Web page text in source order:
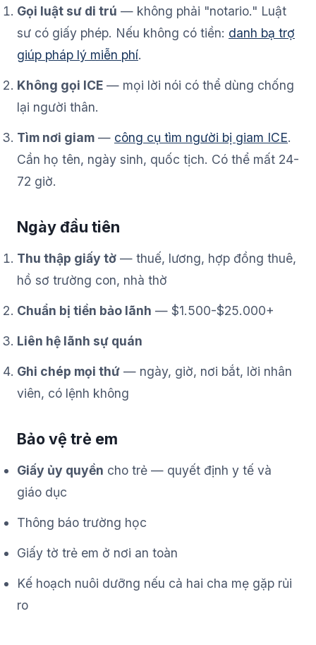
Gọi luật sư di trú — không phải "notario." Luật
sư có giấy phép. Nếu không có tiền: danh bạ trợ
giúp pháp lý miễn phí.
Không gọi ICE — mọi lời nói có thể dùng chống
lại người thân.
Tìm nơi giam — công cụ tìm người bị giam ICE.
Cần họ tên, ngày sinh, quốc tịch. Có thể mất 24-
72 giờ.
Ngày đầu tiên
Thu thập giấy tờ — thuế, lương, hợp đồng thuê,
hồ sơ trường con, nhà thờ
Chuẩn bị tiền bảo lãnh — $1.500-$25.000+
Liên hệ lãnh sự quán
Ghi chép mọi thứ — ngày, giờ, nơi bắt, lời nhân
viên, có lệnh không
Bảo vệ trẻ em
Giấy ủy quyền cho trẻ — quyết định y tế và
giáo dục
Thông báo trường học
Giấy tờ trẻ em ở nơi an toàn
Kế hoạch nuôi dưỡng nếu cả hai cha mẹ gặp rủi
ro